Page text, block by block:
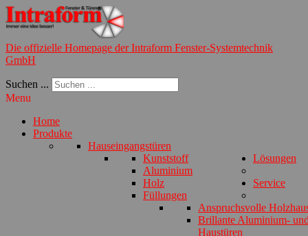
Die offizielle Homepage der Intraform Fenster-Systemtechnik
GmbH
Suchen ...
Menu
Home
Produkte
Hauseingangstüren
Kunststoff
Aluminium
Holz
Füllungen
Anspruchsvolle
Brillante Aluminium-
Haustüren
Lösungen
Service